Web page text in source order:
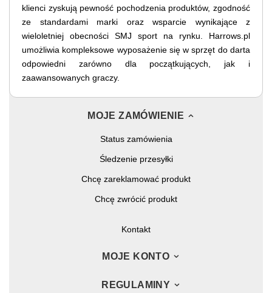
klienci zyskują pewność pochodzenia produktów, zgodność
ze standardami marki oraz wsparcie wynikające z
wieloletniej obecności SMJ sport na rynku. Harrows.pl
umożliwia kompleksowe wyposażenie się w sprzęt do darta
odpowiedni zarówno dla początkujących, jak i
zaawansowanych graczy.
MOJE ZAMÓWIENIE
Status zamówienia
Śledzenie przesyłki
Chcę zareklamować produkt
Chcę zwrócić produkt
Kontakt
MOJE KONTO
REGULAMINY